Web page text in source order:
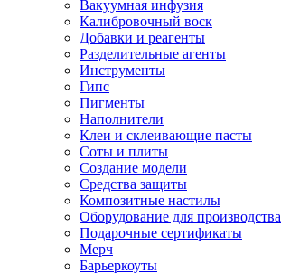
Вакуумная инфузия
Калибровочный воск
Добавки и реагенты
Разделительные агенты
Инструменты
Гипс
Пигменты
Наполнители
Клеи и склеивающие пасты
Соты и плиты
Создание модели
Средства защиты
Композитные настилы
Оборудование для производства
Подарочные сертификаты
Мерч
Барьеркоуты